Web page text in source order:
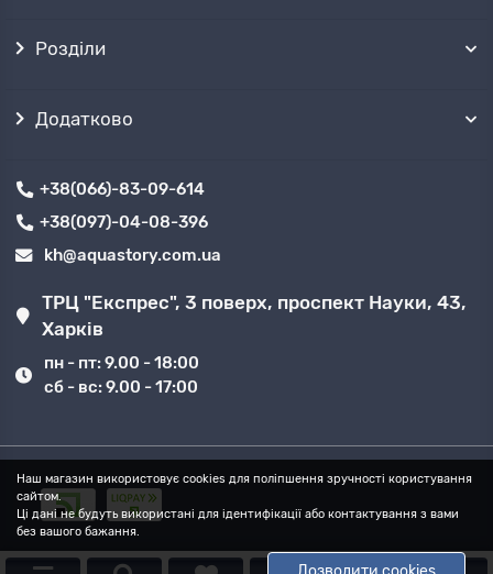
Наш магазин використовує cookies для поліпшення зручності користування
сайтом.
Ці дані не будуть використані для ідентифікації або контактування з вами
без вашого бажання.
Розділи
Додатково
+38(066)-83-09-614
+38(097)-04-08-396
kh@aquastory.com.ua
ТРЦ "Експрес", 3 поверх, проспект Науки, 43,
Харків
пн - пт: 9.00 - 18:00
сб - вс: 9.00 - 17:00